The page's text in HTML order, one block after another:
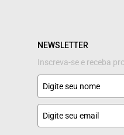
NEWSLETTER
Inscreva-se e receba